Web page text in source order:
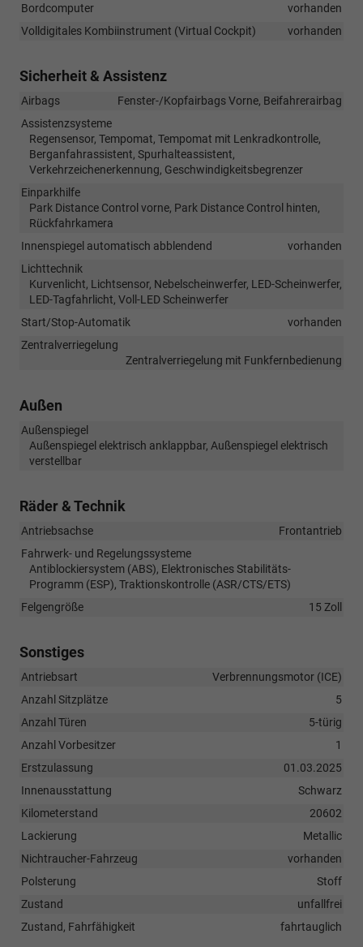
Bordcomputer
vorhanden
Volldigitales Kombiinstrument (Virtual Cockpit)
vorhanden
Sicherheit & Assistenz
Airbags
Fenster-/Kopfairbags Vorne, Beifahrerairbag
Assistenzsysteme
Regensensor, Tempomat, Tempomat mit Lenkradkontrolle,
Berganfahrassistent, Spurhalteassistent,
Verkehrzeichenerkennung, Geschwindigkeitsbegrenzer
Einparkhilfe
Park Distance Control vorne, Park Distance Control hinten,
Rückfahrkamera
Innenspiegel automatisch abblendend
vorhanden
Lichttechnik
Kurvenlicht, Lichtsensor, Nebelscheinwerfer, LED-Scheinwerfer,
LED-Tagfahrlicht, Voll-LED Scheinwerfer
Start/Stop-Automatik
vorhanden
Zentralverriegelung
Zentralverriegelung mit Funkfernbedienung
Außen
Außenspiegel
Außenspiegel elektrisch anklappbar, Außenspiegel elektrisch
verstellbar
Räder & Technik
Antriebsachse
Frontantrieb
Fahrwerk- und Regelungssysteme
Antiblockiersystem (ABS), Elektronisches Stabilitäts-
Programm (ESP), Traktionskontrolle (ASR/CTS/ETS)
Felgengröße
15 Zoll
Sonstiges
Antriebsart
Verbrennungsmotor (ICE)
Anzahl Sitzplätze
5
Anzahl Türen
5-türig
Anzahl Vorbesitzer
1
Erstzulassung
01.03.2025
Innenausstattung
Schwarz
Kilometerstand
20602
Lackierung
Metallic
Nichtraucher-Fahrzeug
vorhanden
Polsterung
Stoff
Zustand
unfallfrei
Zustand, Fahrfähigkeit
fahrtauglich